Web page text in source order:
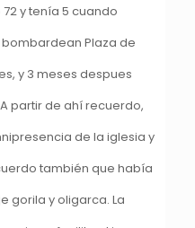
y tenía 5 cuando
Plaza de
y 3 meses despues
partir de ahí recuerdo,
de la iglesia y
también que había
gorila y oligarca. La